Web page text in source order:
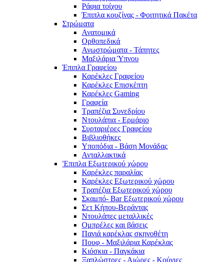
Ράφια τοίχου
Έπιπλα κουζίνας - Φοιτητικά Πακέτα
Στρώματα
Ανατομικά
Ορθοπεδικά
Ανωστρώματα - Τάπητες
Μαξιλάρια Ύπνου
Έπιπλα Γραφείου
Καρέκλες Γραφείου
Καρέκλες Επισκέπτη
Καρέκλες Gaming
Γραφεία
Τραπέζια Συνεδρίου
Ντουλάπια - Ερμάριο
Συρταριέρες Γραφείου
Βιβλιοθήκες
Υποπόδια - Βάση Μονάδας
Ανταλλακτικά
'Επιπλα Εξωτερικού χώρου
Καρέκλες παραλίας
Καρέκλες Εξωτερικού χώρου
Τραπέζια Εξωτερικού χώρου
Σκαμπό- Bar Εξωτερικού χώρου
Σετ Κήπου-Βεράντας
Ντουλάπες μεταλλικές
Ομπρέλες και βάσεις
Πανιά καρέκλας σκηνοθέτη
Πουφ - Μαξιλάρια Καρέκλας
Κιόσκια - Παγκάκια
Ξαπλώστρες - Αιώρες - Κούνιες